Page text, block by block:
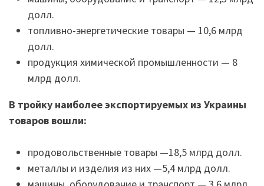
долл.
топливно-энергетические товары — 10,6 млрд
долл.
продукция химической промышленности — 8
млрд долл.
В тройку наиболее экспортируемых из Украины
товаров вошли:
продовольственные товары —18,5 млрд долл.
металлы и изделия из них —5,4 млрд долл.